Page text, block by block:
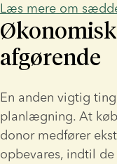
Læs mere om
afgørende
En anden vigtig
planlægning. At
donor medfører
opbevares, indtil